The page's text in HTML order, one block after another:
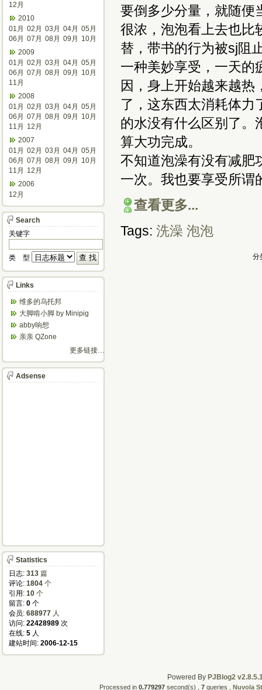
要倒多少分量，就随便
很浓，泡泡看上去也比
替，带书的行为被sj阻
一种美妙享受，一天的
因，身上开始越来越热
了，这东西太消耗体力
的水没有什么区别了。
算大功完成。
不知道泡澡有没有减肥
一次。我也要享受所
查看更多...
Tags: 洗澡 泡泡
分
12月
2010
01月 02月 03月 04月 05月
06月 07月 08月 09月
10月
2009
01月 02月 03月 04月 05月
06月 07月 08月 09月
10月
11月
2008
01月 02月 03月 04月 05月
06月 07月 08月 09月
10月
11月
12月
2007
01月 02月 03月 04月 05月
06月 07月 08月 09月
10月
11月
12月
2006
12月
Search
关键字
类 型
Links
维多的乌托邦
大脚啃小脚 by Minipig
abby响想
亲亲 QZone
更多链接…
Adsense
Statistics
日志: 313 篇
评论: 1804 个
引用: 10 个
留言: 0 个
会员: 688977 人
访问: 22428989 次
在线: 5 人
建站时间: 2006-12-15
Powered By PJBlog2
Processed in 0.779297 second(s) , 7 queries , Nuvola